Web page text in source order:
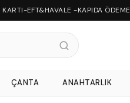
KARTI-EFT&HAVALE -KAPIDA ÖDEME
ÇANTA ANAHTARLIK